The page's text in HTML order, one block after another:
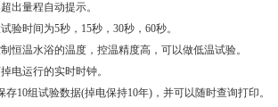
量程自动提示。
时间为5秒，15秒，30秒，60秒。
温水浴的温度，控温精度高，可以做低温试验。
运行的实时时钟。
10组试验数据(掉电保持10年)，并可以随时查询打印。